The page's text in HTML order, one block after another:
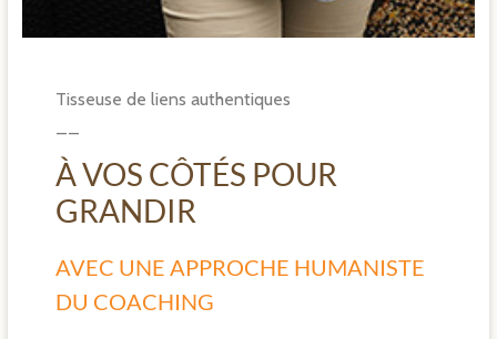
Tisseuse de liens authentiques
À VOS CÔTÉS POUR
GRANDIR
AVEC UNE APPROCHE HUMANISTE
DU COACHING